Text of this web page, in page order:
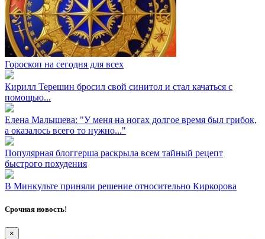
Гороскоп на сегодня для всех
Кирилл Терешин бросил свой синитол и стал качаться с
помощью...
Елена Малышева: "У меня на ногах долгое время был грибок,
а оказалось всего то нужно..."
Популярная блоггерша раскрыла всем тайный рецепт
быстрого похудения
В Минкульте приняли решение относительно Киркорова
Срочная новость!
×